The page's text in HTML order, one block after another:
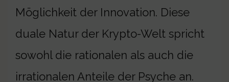
Möglichkeit der Innovation. Diese
duale Natur der Krypto-Welt spricht
sowohl die rationalen als auch die
irrationalen Anteile der Psyche an.